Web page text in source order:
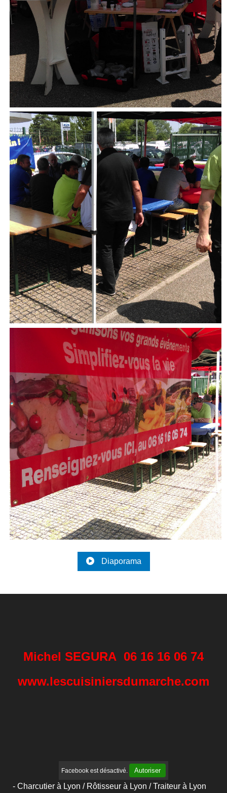
Diaporama
Michel SEGURA 06 16 16 06 74
www.lescuisiniersdumarche.com
Facebook est désactivé. Autoriser
- Charcutier à Lyon / Rôtisseur à Lyon / Traiteur à Lyon